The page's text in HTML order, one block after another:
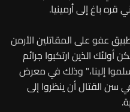
قره باغ إلى أرمينيا.
عفو على المقاتلين الأرمن
أولئك الذين ارتكبوا جرائم
إلينا،" وذلك في معرض
سن القتال أن ينظروا إلى